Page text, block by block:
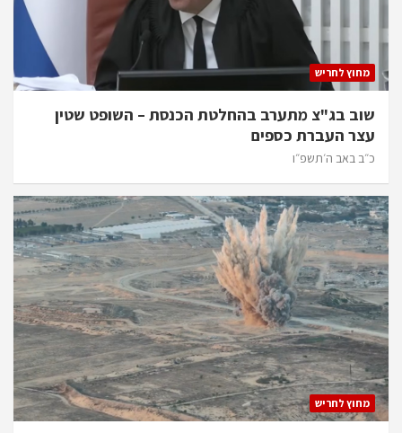
מחוץ לחריש
שוב בג"צ מתערב בהחלטת הכנסת – השופט שטין
עצר העברת כספים
כ״ב באב ה׳תשפ״ו
מחוץ לחריש